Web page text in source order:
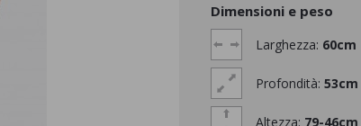
Dimensioni e peso
Larghezza: 60cm
Profondità: 53cm
Altezza: 79-46cm